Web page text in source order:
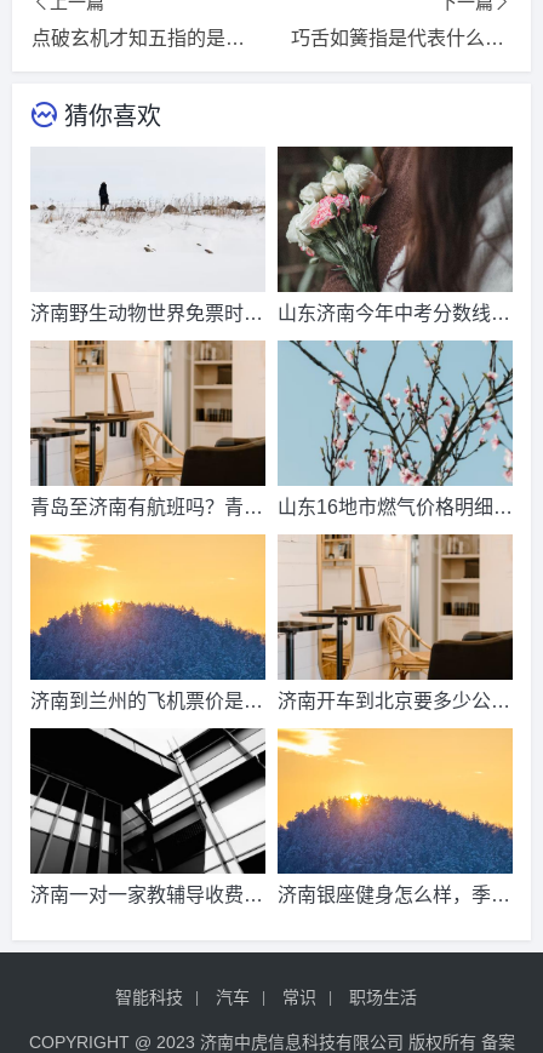
点破玄机才知五指的是什么生肖，猜一词语释义解释落实
巧舌如簧指是代表什么生肖，词语精选释义解释
猜你喜欢
济南野生动物世界免票时
间？济南动物王国票价？
山东济南今年中考分数线出
来了吗？济南中考总分多
青岛至济南有航班吗？青岛
到济南的高铁票多钱？
山东16地市燃气价格明细？
2021山东天然气费收费标
济南到兰州的飞机票价是多
少？济南到兰州飞机要多
久？
济南开车到北京要多少公
里、时间、过路费、油钱？
济南一对一家教辅导收费情
济南银座健身怎么样，季
宜的地方呢？
智能科技 汽车 常识 职场生活
COPYRIGHT @ 2023 济南中虎信息科技有限公司 版权所有 备案